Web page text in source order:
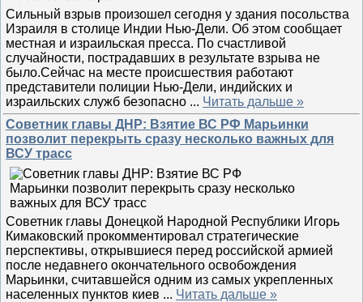
Сильный взрыв произошел сегодня у здания посольства
Израиля в столице Индии Нью-Дели. Об этом сообщает
местная и израильская пресса. По счастливой
случайности, пострадавших в результате взрыва не
было.Сейчас на месте происшествия работают
представители полиции Нью-Дели, индийских и
израильских служб безопасно ... Читать дальше »
Советник главы ДНР: Взятие ВС РФ Марьинки
позволит перекрыть сразу несколько важных для
ВСУ трасс
Советник главы Донецкой Народной Республики Игорь
Кимаковский прокомментировал стратегические
перспективы, открывшиеся перед российской армией
после недавнего окончательного освобождения
Марьинки, считавшейся одним из самых укрепленных
населенных пунктов киев ... Читать дальше »